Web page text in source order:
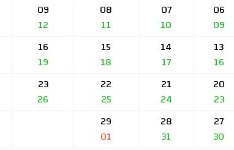
06
09
07
10
08
11
09
12
13
16
14
17
15
18
16
19
20
23
21
24
22
25
23
26
27
30
28
31
29
01